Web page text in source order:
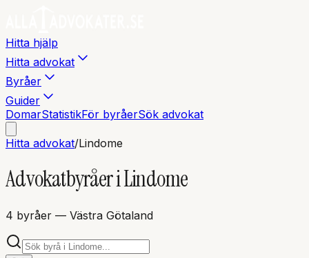
Hitta hjälp
Hitta advokat
Byråer
Guider
DomarStatistikFör byråerSök advokat
Hitta advokat/Lindome
Advokatbyråer iLindome
4 byråer — Västra Götaland